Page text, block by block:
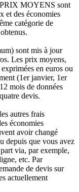
MOYENS sont
et des économies
catégorie de
sont mis à jour
Les prix moyens,
en euros ou
(1er janvier, 1er
mois de données
devis.
autres frais
économies
avoir changé
depuis que vous avez
via, par exemple,
etc. Par
de devis sur
actuellement